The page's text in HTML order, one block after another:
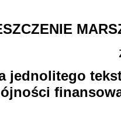
jednolitego